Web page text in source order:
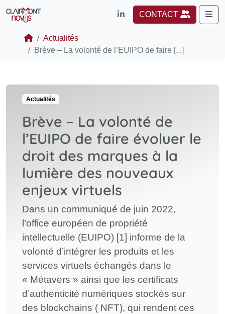
CONTACT
Actualités
Brève – La volonté de l’EUIPO de faire [...]
Actualités
Brève – La volonté de
l’EUIPO de faire évoluer le
droit des marques à la
lumière des nouveaux
enjeux virtuels
Dans un communiqué de juin 2022,
l’office européen de propriété
intellectuelle (EUIPO) [1] informe de la
volonté d’intégrer les produits et les
services virtuels échangés dans le
« Métavers » ainsi que les certificats
d’authenticité numériques stockés sur
des blockchains ( NFT), qui rendent ces